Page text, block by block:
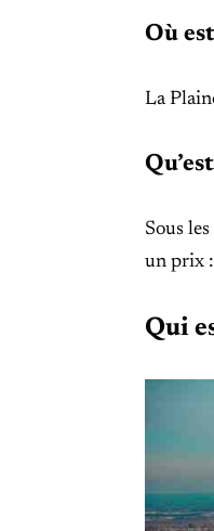
Où
La
Sous
un prix :
Qui